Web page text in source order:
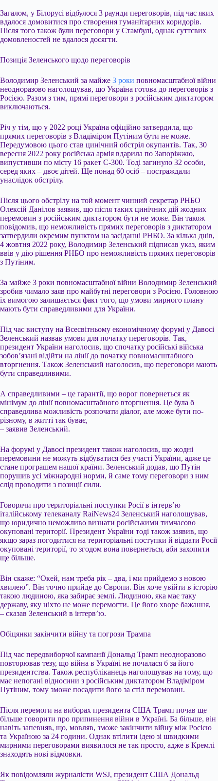
Загалом, у Білорусі відбулося 3 раунди переговорів, під час яких
вдалося домовитися про створення гуманітарних коридорів.
Після того також були переговори у Стамбулі, однак суттєвих
домовленостей не вдалося досягти.
Позиція Зеленського щодо переговорів
Володимир Зеленський за майже 3 роки повномасштабної війни
неодноразово наголошував, що Україна готова до переговорів з
Росією. Разом з тим, прямі переговори з російським диктатором
виключаються.
Річ у тім, що у 2022 році Україна офіційно затвердила, що
прямих переговорів з Владіміром Путіним бути не може.
Передумовою цього став цинічний обстріл окупантів. Так, 30
вересня 2022 року російська армія вдарила по Запоріжжю,
випустивши по місту 16 ракет С-300. Тоді загинуло 32 особи,
серед яких – двоє дітей. Ще понад 60 осіб – постраждали
унаслідок обстрілу.
Після цього обстрілу на той момент чинний секретар РНБО
Олексій Данілов заявив, що після таких цинічних дій жодних
перемовин з російським диктатором бути не може. Він також
повідомив, що неможливість прямих переговорів з диктатором
затвердили окремим пунктом на засіданні РНБО. За кілька днів,
4 жовтня 2022 року, Володимир Зеленський підписав указ, яким
ввів у дію рішення РНБО про неможливість прямих переговорів
з Путіним.
За майже 3 роки повномасштабної війни Володимир Зеленський
зробив чимало заяв про майбутні переговори з Росією. Головною
їх вимогою залишається факт того, що умови мирного плану
мають бути справедливими для України.
Під час виступу на Всесвітньому економічному форумі у Давосі
Зеленський назвав умови для початку переговорів. Так,
президент України наголосив, що спочатку російські війська
зобов’язані відійти на лінії до початку повномасштабного
вторгнення. Також Зеленський наголосив, що переговори мають
бути справедливими.
А справедливими – це гарантії, що ворог повернеться як
мінімум до лінії повномасштабного вторгнення. Це була б
справедлива можливість розпочати діалог, але може бути по-
різному, в житті так буває,
– заявив Зеленський.
На форумі у Давосі президент також наголосив, що жодні
перемовини не можуть відбуватися без участі України, адже це
стане програшем нашої країни. Зеленський додав, що Путін
порушив усі міжнародні норми, й саме тому переговори з ним
слід проводити з позиції сили.
Говорячи про територіальні поступки Росії в інтерв’ю
італійському телеканалу RaiNews24 Зеленський наголошував,
що юридично неможливо визнати російськими тимчасово
окуповані території. Президент України тоді також заявив, що
якщо зараз погодитися на територіальні поступки й віддати Росії
окуповані території, то згодом вона повернеться, аби захопити
ще більше.
Він скаже: “Окей, нам треба рік – два, і ми прийдемо з новою
хвилею”. Він точно прийде до Європи. Він хоче увійти в історію
такою людиною, яка забирає землі. Людиною, яка має таку
державу, яку ніхто не може перемогти. Це його хворе бажання,
– сказав Зеленський в інтерв’ю.
Обіцянки закінчити війну та погрози Трампа
Під час передвиборчої кампанії Дональд Трамп неодноразово
повторював тезу, що війна в Україні не почалася б за його
президентства. Також республіканець наголошував на тому, що
має непогані відносини з російським диктатором Владіміром
Путіним, тому зможе посадити його за стіл перемовин.
Після перемоги на виборах президента США Трамп почав ще
більше говорити про припинення війни в Україні. Ба більше, він
навіть запевняв, що, мовляв, зможе закінчити війну між Росією
та Україною за 24 години. Однак втілити ідею зі швидкими
мирними переговорами виявилося не так просто, адже в Кремлі
знаходять нові відмовки.
Як повідомляли журналісти WSJ, президент США Дональд